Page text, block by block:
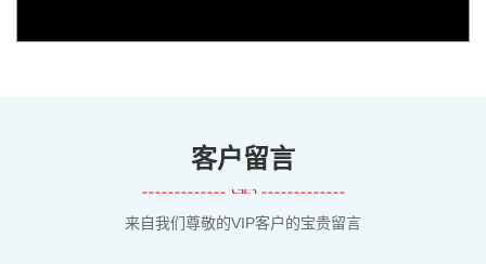
客户留言
来自我们尊敬的VIP客户的宝贵留言